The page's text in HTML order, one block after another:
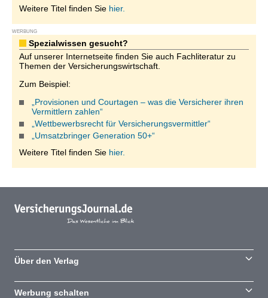
Weitere Titel finden Sie hier.
WERBUNG
Spezialwissen gesucht?
Auf unserer Internetseite finden Sie auch Fachliteratur zu
Themen der Versicherungswirtschaft.
Zum Beispiel:
„Provisionen und Courtagen – was die Versicherer ihren
Vermittlern zahlen“
„Wettbewerbsrecht für Versicherungsvermittler“
„Umsatzbringer Generation 50+“
Weitere Titel finden Sie hier.
Über den Verlag
Werbung schalten